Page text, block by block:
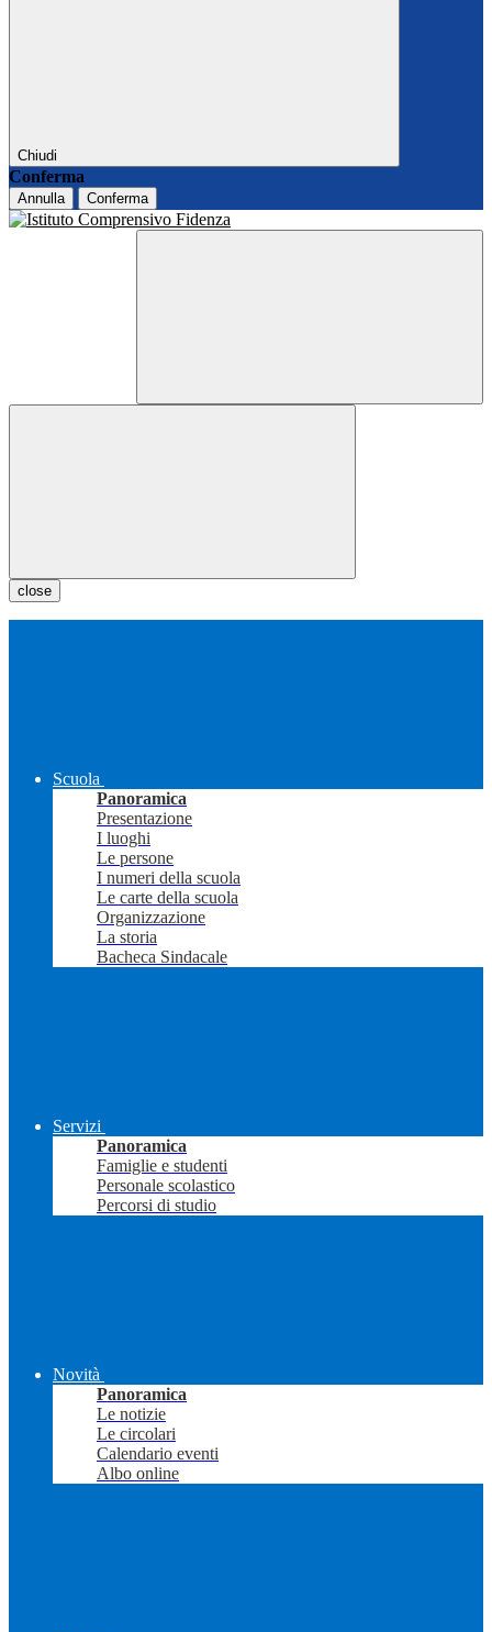
Chiudi
Conferma
Annulla Conferma
close
Scuola
Panoramica
Presentazione
I luoghi
Le persone
I numeri della scuola
Le carte della scuola
Organizzazione
La storia
Bacheca Sindacale
Servizi
Panoramica
Famiglie e studenti
Personale scolastico
Percorsi di studio
Novità
Panoramica
Le notizie
Le circolari
Calendario eventi
Albo online